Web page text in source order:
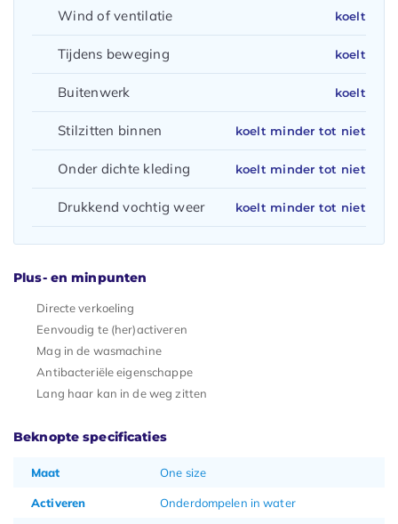
Wind of ventilatie koelt
Tijdens beweging koelt
Buitenwerk koelt
Stilzitten binnen koelt minder tot niet
Onder dichte kleding koelt minder tot niet
Drukkend vochtig weer koelt minder tot niet
Plus- en minpunten
Directe verkoeling
Eenvoudig te (her)activeren
Mag in de wasmachine
Antibacteriële eigenschappe
Lang haar kan in de weg zitten
Beknopte specificaties
Maat One size
Activeren Onderdompelen in water